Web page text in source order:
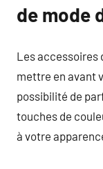
de mode
Les accessoires
mettre en avant
possibilité de
touches de
à votre